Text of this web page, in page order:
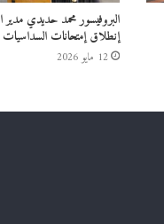
البروفيسور محمد حديدي
إنطلاق إمتحانات السداسيات
12 مايو 2026